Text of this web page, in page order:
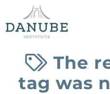
The
tag was